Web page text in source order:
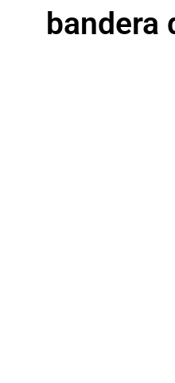
bandera